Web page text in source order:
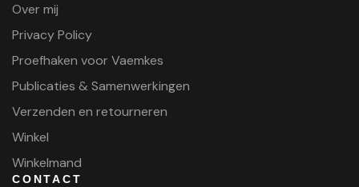
Over mij
Privacy Policy
Proefhaken voor Vaemkes
Publicaties & Samenwerkingen
Verzenden en retourneren
Winkel
Winkelmand
CONTACT